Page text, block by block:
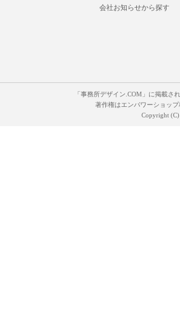
会社お知らせから探す
「事務所デザイン.COM」に掲載さ
著作権はエンパワーショッ
Copyright